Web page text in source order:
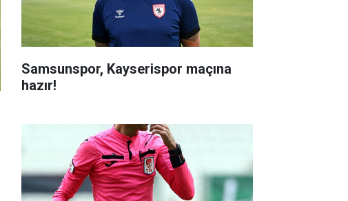
Samsunspor, Kayserispor maçına
hazır!